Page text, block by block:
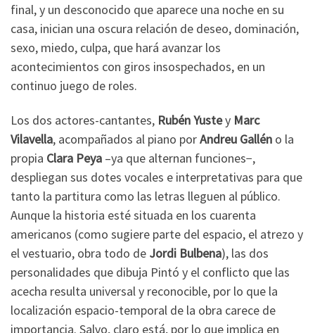
final, y un desconocido que aparece una noche en su
casa, inician una oscura relación de deseo, dominación,
sexo, miedo, culpa, que hará avanzar los
acontecimientos con giros insospechados, en un
continuo juego de roles.
Los dos actores-cantantes, Rubén Yustey Marc
Vilavella, acompañados al piano porAndreu Gallén o la
propia Clara Peya –ya que alternan funciones−,
despliegan sus dotes vocales e interpretativas para que
tanto la partitura como las letras lleguen al público.
Aunque la historia esté situada en los cuarenta
americanos (como sugiere parte del espacio, el atrezo y
el vestuario, obra todo de Jordi Bulbena), las dos
personalidades que dibuja Pintó y el conflicto que las
acecha resulta universal y reconocible, por lo que la
localización espacio-temporal de la obra carece de
importancia. Salvo, claro está, por lo que implica en